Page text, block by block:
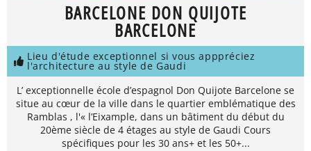
BARCELONE DON QUIJOTE
BARCELONE
Lieu d'étude exceptionnel si vous apppréciez
l'architecture au style de Gaudi
L’ exceptionnelle école d’espagnol Don Quijote Barcelone se
situe au cœur de la ville dans le quartier emblématique des
Ramblas , l'« l’Eixample, dans un bâtiment du début du
20ème siècle de 4 étages au style de Gaudi Cours
spécifiques pour les 30 ans+ et les 50+...